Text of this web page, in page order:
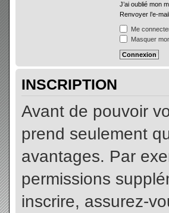
J’ai oublié mon
Renvoyer l’e-
Me
Masquer
INSCRIPTION
Avant de pouvoir
prend seulement
avantages. Par
permissions
inscrire, assurez-